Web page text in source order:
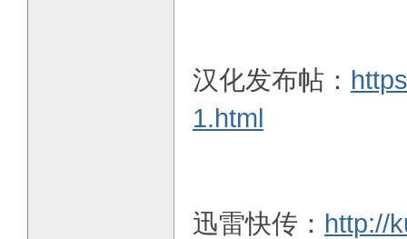
汉化发布帖：
1.html
迅雷快传： http://